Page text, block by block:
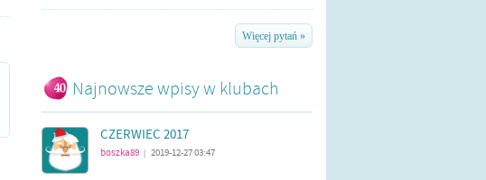
Więcej pytań »
Najnowsze wpisy w klubach
CZERWIEC 2017
boszka89 2019-12-27 03:47